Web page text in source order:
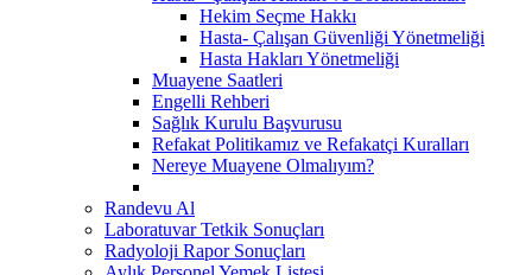
Hekim Seçme Hakkı
Hasta- Çalışan Güvenliği Yönetmeliği
Hasta Hakları Yönetmeliği
Muayene Saatleri
Engelli Rehberi
Sağlık Kurulu Başvurusu
Refakat Politikamız ve Refakatçi Kuralları
Nereye Muayene Olmalıyım?
Randevu Al
Laboratuvar Tetkik Sonuçları
Radyoloji Rapor Sonuçları